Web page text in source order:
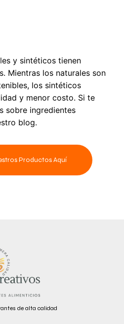
y sintéticos tienen
Mientras los naturales son
los sintéticos
y menor costo. Si te
sobre ingredientes
blog.
Productos Aquí
de alta calidad